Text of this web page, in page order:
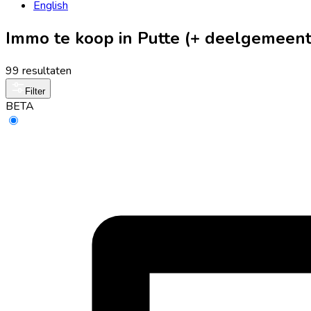
English
Immo te koop in Putte (+
99 resultaten
Filter
BETA